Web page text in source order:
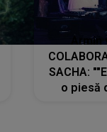
SACHA:
o piesă